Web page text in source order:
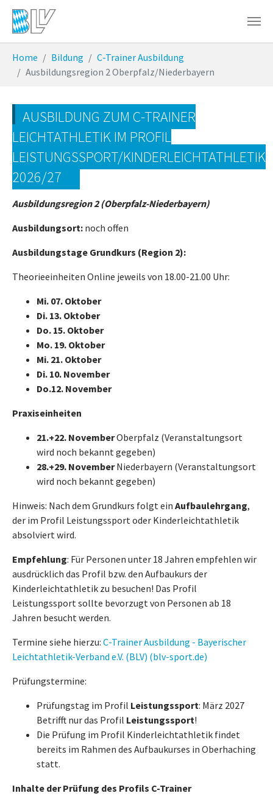
Zum Hauptinhalt springen
Home Bildung
C-Trainer Ausbildung
Ausbildungsregion 2 Oberpfalz/Niederbayern
AUSBILDUNG ZUM C-TRAINER
LEICHTATHLETIK IM PROFIL
LEISTUNGSSPORT/KINDERLEICHTATHLETIK
2026/27
Ausbildungsregion 2 (Oberpfalz-Niederbayern)
Ausbildungsort: noch offen
Ausbildungstage Grundkurs (Region 2):
Theorieeinheiten Online jeweils von 18.00-21.00 Uhr:
Mi. 07. Oktober
Di. 13. Oktober
Do. 15. Oktober
Mo. 19. Oktober
Mi. 21. Oktober
Di. 10. November
Do.12. November
Praxiseinheiten
21.+22. NovemberOberpfalz (Veranstaltungsort
wird noch bekannt gegeben)
28.+29. NovemberNiederbayern (Veranstaltungsort
wird noch bekannt gegeben)
Hinweis: Nach dem Grundkurs folgt ein Aufbaulehrgang,
der im Profil Leistungssport oder Kinderleichtathletik
absolviert wird.
Empfehlung: Für Personen unter 18 Jahren empfehlen wir
ausdrücklich das Profil bzw. den Aufbaukurs der
Kinderleichtathletik zu besuchen! Das Profil
Leistungssport sollte bevorzugt von Personen ab 18
Jahren besucht werden.
Termine siehe hierzu: C-Trainer Ausbildung - Bayerischer
Leichtathletik-Verband e.V. (BLV) (blv-sport.de)
Prüfungstermine:
Prüfungstag im Profil Leistungssport: März 2027
Betrifft nur das Profil Leistungssport!
Die Prüfung im Profil Kinderleichtathletik findet
bereits im Rahmen des Aufbaukurses in Oberhaching
statt.
Inhalte der Prüfung des Profils C-Trainer